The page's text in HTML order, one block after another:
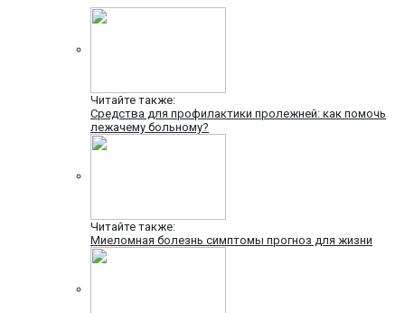
Читайте также:
Средства для профилактики пролежней: как помочь
лежачему больному?
Читайте также:
Миеломная болезнь симптомы прогноз для жизни